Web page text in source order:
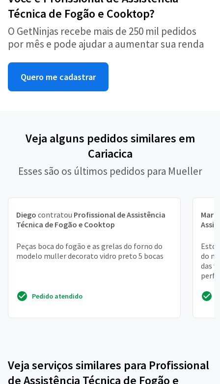
Técnica de Fogão e Cooktop?
O GetNinjas recebe mais de 250 mil pedidos
por mês e pode ajudar a aumentar sua renda
Quero me cadastrar
Veja alguns pedidos similares em
Cariacica
Esses são os últimos pedidos para Mueller
Diego contratou Profissional de Assistência
Técnica de Fogão e Cooktop
Peças boca do fogão e as grelas do forno do
modelo muller decorato vidro preto 5 bocas
Pedido atendido
do
das
Veja serviços similares para Profissional
de Assistência Técnica de Fogão e